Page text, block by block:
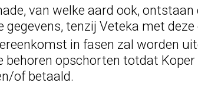
van welke aard ook,
tenzij Veteka met
in fasen zal worden
behoren opschorten totdat
of betaald.